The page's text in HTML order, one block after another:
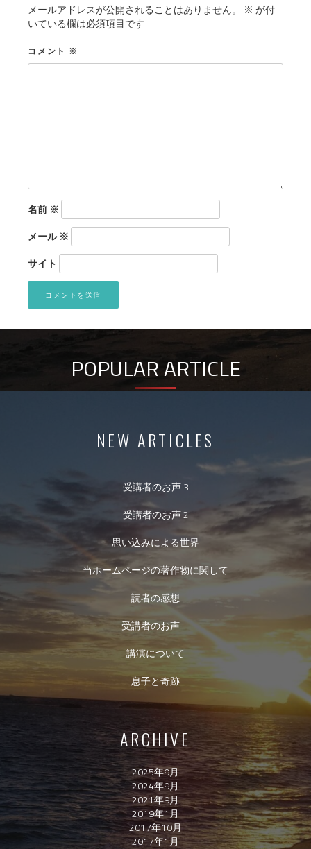
メールアドレスが公開されることはありません。 ※ が付
いている欄は必須項目です
コメント ※
名前 ※
メール※
サイト
POPULAR ARTICLE
NEW ARTICLES
受講者のお声 3
受講者のお声 2
思い込みによる世界
当ホームページの著作物に関して
読者の感想
受講者のお声
講演について
息子と奇跡
ARCHIVE
2025年9月
2024年9月
2021年9月
2019年1月
2017年10月
2017年1月